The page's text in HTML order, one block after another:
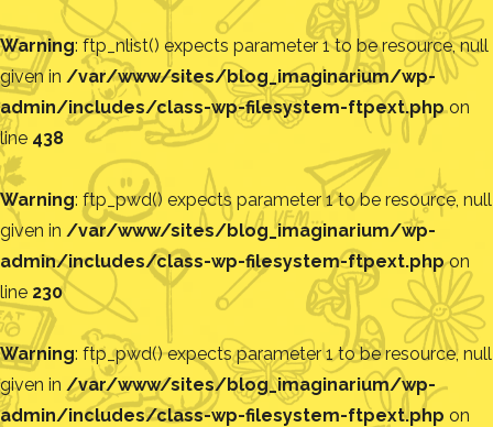
Warning: ftp_nlist() expects parameter 1 to be resource, null
given in /var/www/sites/blog_imaginarium/wp-
admin/includes/class-wp-filesystem-ftpext.phpon
line 438
Warning: ftp_pwd() expects parameter 1 to be resource, null
given in /var/www/sites/blog_imaginarium/wp-
admin/includes/class-wp-filesystem-ftpext.phpon
line 230
Warning: ftp_pwd() expects parameter 1 to be resource, null
given in /var/www/sites/blog_imaginarium/wp-
admin/includes/class-wp-filesystem-ftpext.php on